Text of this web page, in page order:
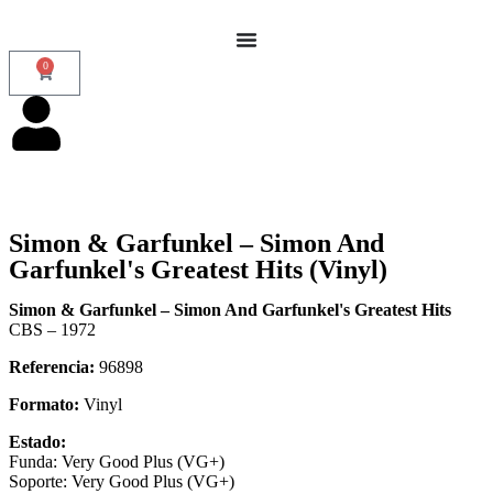
0
Simon & Garfunkel – Simon And
Garfunkel's Greatest Hits (Vinyl)
Simon & Garfunkel – Simon And Garfunkel's Greatest Hits
CBS – 1972
Referencia: 96898
Formato: Vinyl
Estado:
Funda: Very Good Plus (VG+)
Soporte: Very Good Plus (VG+)